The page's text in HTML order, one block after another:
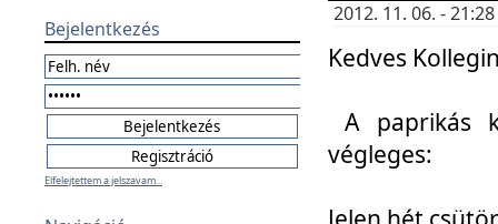
Bejelentkezés
Elfelejtettem a jelszavam...
2012. 11. 06. -
Kedves
A paprikás
végleges: